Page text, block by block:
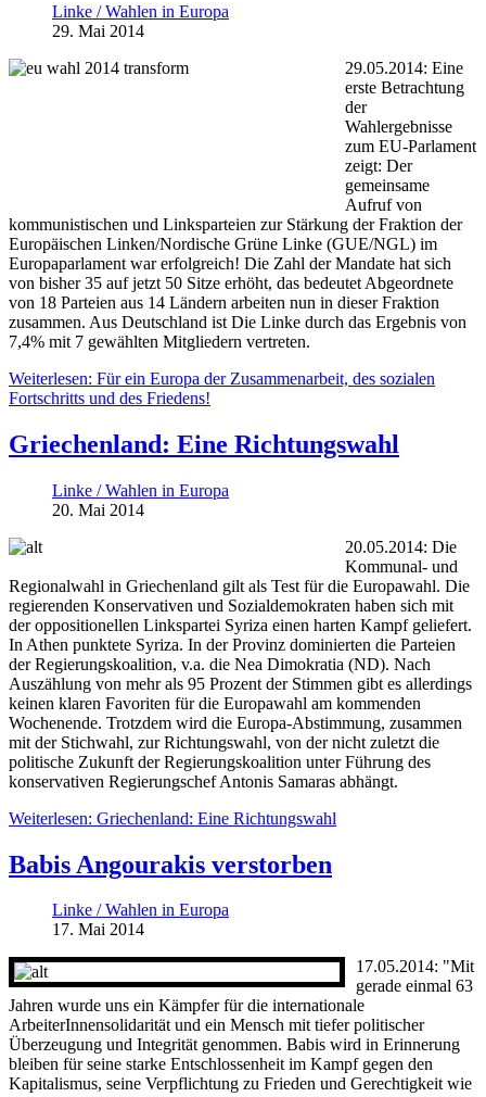
Linke / Wahlen in Europa
29. Mai 2014
29.05.2014: Eine
erste Betrachtung
der
Wahlergebnisse
zum EU-Parlament
zeigt: Der
gemeinsame
Aufruf von
kommunistischen und Linksparteien zur Stärkung der Fraktion der
Europäischen Linken/Nordische Grüne Linke (GUE/NGL) im
Europaparlament war erfolgreich! Die Zahl der Mandate hat sich
von bisher 35 auf jetzt 50 Sitze erhöht, das bedeutet Abgeordnete
von 18 Parteien aus 14 Ländern arbeiten nun in dieser Fraktion
zusammen. Aus Deutschland ist Die Linke durch das Ergebnis von
7,4% mit 7 gewählten Mitgliedern vertreten.
Weiterlesen: Für ein Europa der Zusammenarbeit, des sozialen
Fortschritts und des Friedens!
Griechenland: Eine Richtungswahl
Linke / Wahlen in Europa
20. Mai 2014
20.05.2014: Die
Kommunal- und
Regionalwahl in Griechenland gilt als Test für die Europawahl. Die
regierenden Konservativen und Sozialdemokraten haben sich mit
der oppositionellen Linkspartei Syriza einen harten Kampf geliefert.
In Athen punktete Syriza. In der Provinz dominierten die Parteien
der Regierungskoalition, v.a. die Nea Dimokratia (ND). Nach
Auszählung von mehr als 95 Prozent der Stimmen gibt es allerdings
keinen klaren Favoriten für die Europawahl am kommenden
Wochenende. Trotzdem wird die Europa-Abstimmung, zusammen
mit der Stichwahl, zur Richtungswahl, von der nicht zuletzt die
politische Zukunft der Regierungskoalition unter Führung des
konservativen Regierungschef Antonis Samaras abhängt.
Weiterlesen: Griechenland: Eine Richtungswahl
Babis Angourakis verstorben
Linke / Wahlen in Europa
17. Mai 2014
17.05.2014: "Mit
gerade einmal 63
Jahren wurde uns ein Kämpfer für die internationale
ArbeiterInnensolidarität und ein Mensch mit tiefer politischer
Überzeugung und Integrität genommen. Babis wird in Erinnerung
bleiben für seine starke Entschlossenheit im Kampf gegen den
Kapitalismus, seine Verpflichtung zu Frieden und Gerechtigkeit wie